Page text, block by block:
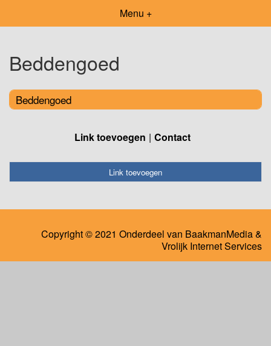
Menu +
Beddengoed
Beddengoed
Link toevoegen Contact
Link toevoegen
Copyright © 2021 Onderdeel van BaakmanMedia&
Vrolijk Internet Services